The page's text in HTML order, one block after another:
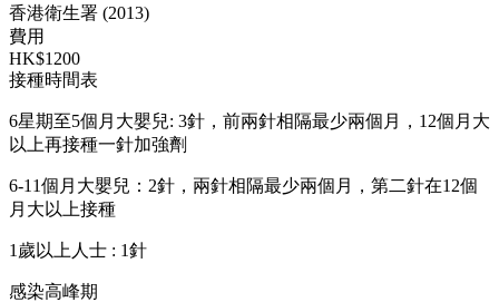
香港衛生署 (2013)
費用
HK$1200
接種時間表
6星期至5個月大嬰兒: 3針，前兩針相隔最少兩個月，12個月大
以上再接種一針加強劑
6-11個月大嬰兒：2針，兩針相隔最少兩個月，第二針在12個
月大以上接種
1歲以上人士 : 1針
感染高峰期